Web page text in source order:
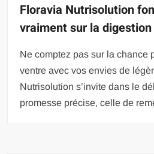
Floravia Nutrisolution
vraiment sur la digestion
Ne comptez pas sur la chance
ventre avec vos envies de
Nutrisolution s’invite dans le
promesse précise, celle de